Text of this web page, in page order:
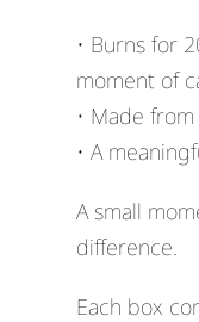
• Burns for
moment of
• Made
• A
A small
difference.
Each box